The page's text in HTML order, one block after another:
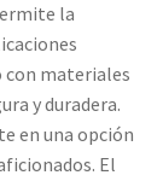
la
con materiales
y duradera.
en una opción
El